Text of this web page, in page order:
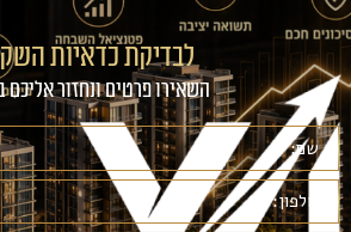
לבדיקת כדאיות
השאירו פרטים ונחזור